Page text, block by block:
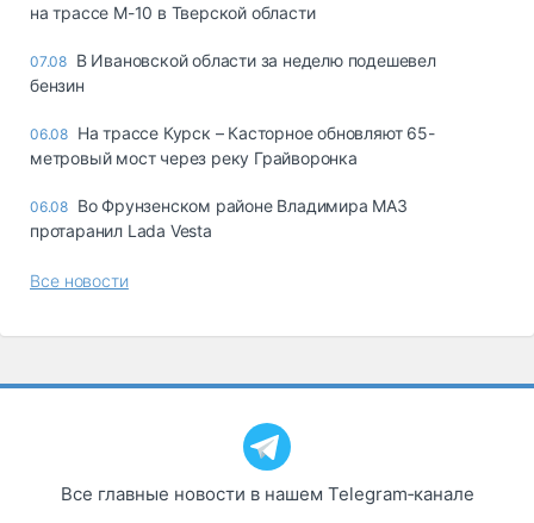
на трассе М-10 в Тверской области
07.08 В Ивановской области за неделю подешевел
бензин
06.08 На трассе Курск – Касторное обновляют 65-
метровый мост через реку Грайворонка
06.08 Во Фрунзенском районе Владимира МАЗ
протаранил Lada Vesta
Все новости
Все главные новости в нашем Telegram‑канале